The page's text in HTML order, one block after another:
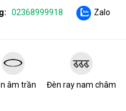
02368999918 Zalo
âm trần Đèn ray nam châm